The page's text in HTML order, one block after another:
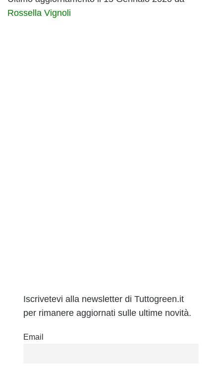
Rossella Vignoli
Iscrivetevi alla newsletter di Tuttogreen.it
per rimanere aggiornati sulle ultime novità.
Email